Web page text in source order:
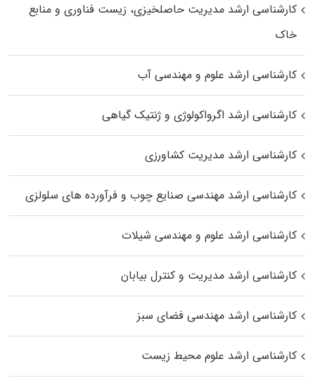
کارشناسی ارشد مدیریت حاصلخیزی، زیست فناوری و منابع
خاک
کارشناسی ارشد علوم و مهندسی آب
کارشناسی ارشد اگرواکولوژی و ژنتیک گیاهی
کارشناسی ارشد مدیریت کشاورزی
کارشناسی ارشد مهندسی صنایع چوب و فرآورده‌ های سلولزی
کارشناسی ارشد علوم و مهندسی شیلات
کارشناسی ارشد مدیریت و کنترل بیابان
کارشناسی ارشد مهندسی فضای سبز
کارشناسی ارشد علوم محیط‌ زیست